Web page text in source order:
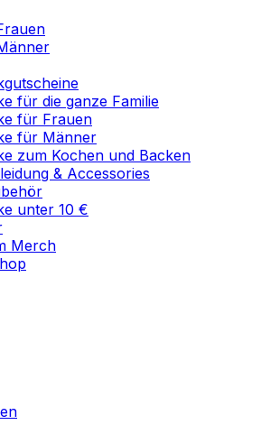
für die ganze Familie
für Frauen
für Männer
zum Kochen und Backen
& Accessories
unter 10 €
Merch